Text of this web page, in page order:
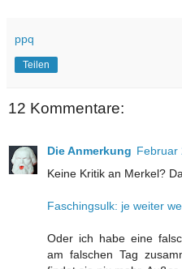
ppq
Teilen
12 Kommentare:
Die Anmerkung Februar
Keine Kritik an Merkel?
Faschingsulk: je weiter
Oder ich habe eine
am falschen Tag